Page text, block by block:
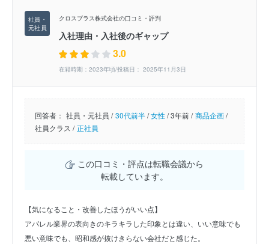
クロスプラス株式会社の口コミ・評判
入社理由・入社後のギャップ
3.0
在籍時期：2023年頃/投稿日： 2025年11月3日
回答者： 社員・元社員 / 30代前半/女性/3年前 / 商品企画/
社員クラス / 正社員
この口コミ・評点は転職会議から
転載しています。
【気になること・改善したほうがいい点】
アパレル業界の表向きのキラキラした印象とは違い、いい意味でも
悪い意味でも、昭和感が抜けきらない会社だと感じた。